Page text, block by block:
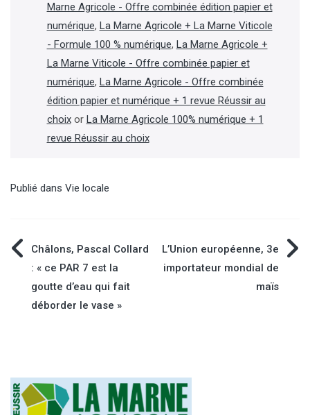
Marne Agricole - Offre combinée édition papier et
numérique, La Marne Agricole + La Marne Viticole
- Formule 100 % numérique, La Marne Agricole +
La Marne Viticole - Offre combinée papier et
numérique, La Marne Agricole - Offre combinée
édition papier et numérique + 1 revue Réussir au
choixor La Marne Agricole 100% numérique + 1
revue Réussir au choix
Publié dans Vie locale
Navigation
de
Châlons, Pascal Collard
: « ce PAR 7 est la
goutte d’eau qui fait
déborder le vase »
L’Union européenne, 3e
importateur mondial de
maïs